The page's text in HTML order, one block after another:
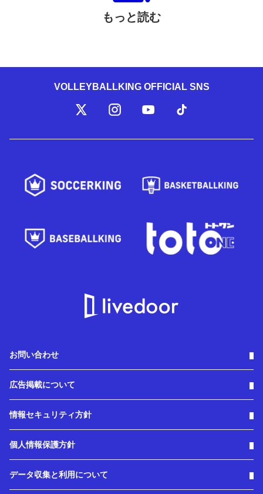
もっと読む
VOLLEYBALLKING OFFICIAL SNS
お問い合わせ
広告掲載について
情報セキュリティ方針
個人情報保護方針
データ収集と利用について